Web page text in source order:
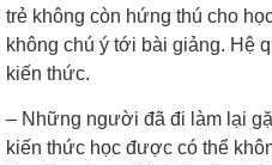
trẻ không còn hứng thú cho
không chú ý tới bài giảng. Hệ
kiến thức.
– Những người đã đi làm lại
kiến thức học được có thể